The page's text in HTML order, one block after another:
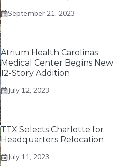
September 21, 2023
Atrium Health Carolinas
Medical Center Begins New
12-Story Addition
July 12, 2023
TTX Selects Charlotte for
Headquarters Relocation
July 11, 2023